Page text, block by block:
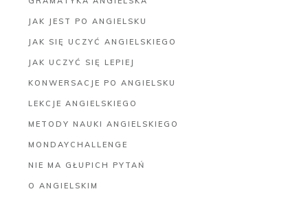
JAK JEST PO ANGIELSKU
JAK SIĘ UCZYĆ ANGIELSKIEGO
JAK UCZYĆ SIĘ LEPIEJ
KONWERSACJE PO ANGIELSKU
LEKCJE ANGIELSKIEGO
METODY NAUKI ANGIELSKIEGO
MONDAYCHALLENGE
NIE MA GŁUPICH PYTAŃ
O ANGIELSKIM